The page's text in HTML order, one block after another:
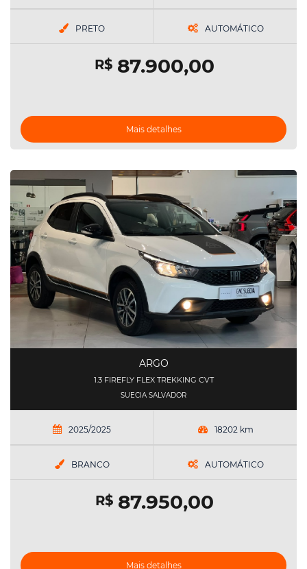
PRETO AUTOMÁTICO
R$87.900,00
Mais detalhes
ARGO
1.3 FIREFLY FLEX TREKKING CVT
SUECIA SALVADOR
2025/2025 18202 km
BRANCO AUTOMÁTICO
R$87.950,00
Mais detalhes